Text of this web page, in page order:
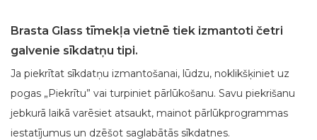
Par Brasta Glass Klientu apkalpošana
Brasta Glass tīmekļa vietnē tiek izmantoti četri
galvenie sīkdatņu tipi.
Ja piekrītat sīkdatņu izmantošanai, lūdzu, noklikšķiniet uz
pogas „Piekrītu” vai turpiniet pārlūkošanu. Savu piekrišanu
jebkurā laikā varēsiet atsaukt, mainot pārlūkprogrammas
iestatījumus un dzēšot saglabātās sīkdatnes.